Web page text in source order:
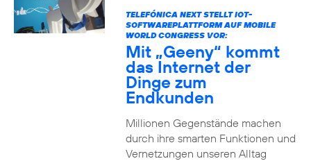
TELEFÓNICA NEXT STELLT IOT-
SOFTWAREPLATTFORM AUF MOBILE
WORLD CONGRESS VOR:
Mit „Geeny“ kommt
das Internet der
Dinge zum
Endkunden
Millionen Gegenstände machen
durch ihre smarten Funktionen und
Vernetzungen unseren Alltag